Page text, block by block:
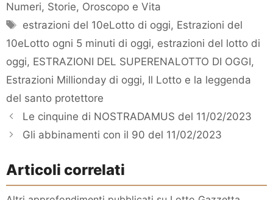
Numeri, Storie, Oroscopo e Vita
Tag
estrazioni del 10eLotto di oggi, Estrazioni del
10eLotto ogni 5 minuti di oggi, estrazioni del lotto di
oggi, ESTRAZIONI DEL SUPERENALOTTO DI OGGI,
Estrazioni Millionday di oggi, Il Lotto e la leggenda
del santo protettore
Le cinquine di NOSTRADAMUS del 11/02/2023
Gli abbinamenti con il 90 del 11/02/2023
Articoli correlati